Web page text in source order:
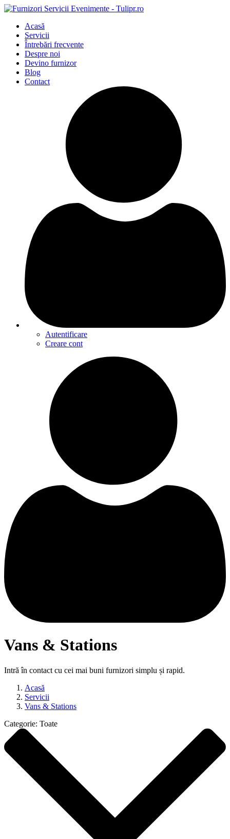
Acasă
Servicii
Întrebări frecvente
Despre noi
Devino furnizor
Blog
Contact
Autentificare
Creare cont
Vans & Stations
Intră în contact cu cei mai buni furnizori simplu și rapid.
Acasă
Servicii
Vans & Stations
Categorie: Toate